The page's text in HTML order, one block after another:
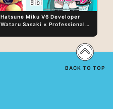
Hatsune Miku V6 Developer
Wataru Sasaki × Professional
Vocal Expression Lies in “Love
for the singing characters” and
BACK TO TOP